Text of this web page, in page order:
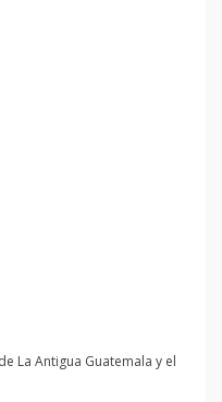
La Antigua Guatemala y el